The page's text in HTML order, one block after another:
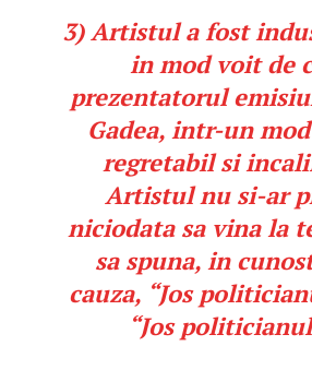
3) Artistul a fost
in mod voitde
prezentatorul
Gadea, intr-un
regretabil si
Artistul nu si-ar
niciodata sa vina la
sa spuna, in
cauza, “Jos
“Jos